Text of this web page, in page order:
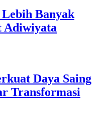
Banyak
Adiwiyata
Daya Saing
Transformasi